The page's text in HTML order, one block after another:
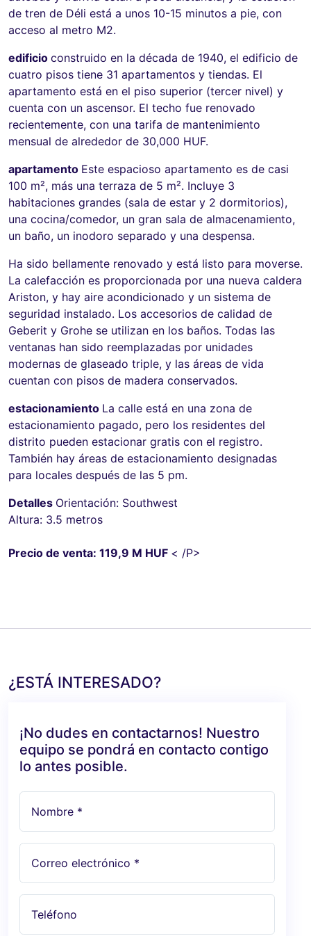
de tren de Déli está a unos 10-15 minutos a pie, con
acceso al metro M2.
edificio construido en la década de 1940, el edificio de
cuatro pisos tiene 31 apartamentos y tiendas. El
apartamento está en el piso superior (tercer nivel) y
cuenta con un ascensor. El techo fue renovado
recientemente, con una tarifa de mantenimiento
mensual de alrededor de 30,000 HUF.
apartamento Este espacioso apartamento es de casi
100 m², más una terraza de 5 m². Incluye 3
habitaciones grandes (sala de estar y 2 dormitorios),
una cocina/comedor, un gran sala de almacenamiento,
un baño, un inodoro separado y una despensa.
Ha sido bellamente renovado y está listo para moverse.
La calefacción es proporcionada por una nueva caldera
Ariston, y hay aire acondicionado y un sistema de
seguridad instalado. Los accesorios de calidad de
Geberit y Grohe se utilizan en los baños. Todas las
ventanas han sido reemplazadas por unidades
modernas de glaseado triple, y las áreas de vida
cuentan con pisos de madera conservados.
estacionamiento La calle está en una zona de
estacionamiento pagado, pero los residentes del
distrito pueden estacionar gratis con el registro.
También hay áreas de estacionamiento designadas
para locales después de las 5 pm.
Detalles Orientación: Southwest
Altura: 3.5 metros
Precio de venta: 119,9 M HUF < /P>
¿ESTÁ INTERESADO?
¡No dudes en contactarnos! Nuestro
equipo se pondrá en contacto contigo
lo antes posible.
Nombre *
Correo electrónico *
Teléfono